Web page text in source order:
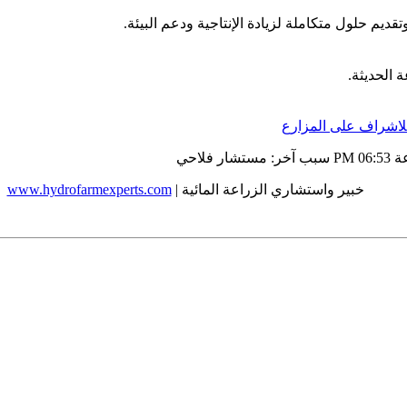
حلول متكاملة لزيادة الإنتاجية ودعم البيئة.
الحديثة.
على المزارع
06:53 PM سبب آخر: مستشار فلاحي
خبير واستشاري الزراعة المائية |www.hydrofarmexperts.com